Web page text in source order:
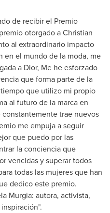
de recibir el Premio
otorgado a Christian
al extraordinario impacto
en el mundo de la moda, me
a Dior, Me he esforzado
que forma parte de la
que utilizo mi propio
al futuro de la marca en
trae nuevos
me empuja a seguir
que puedo por las
la conciencia que
vencidas y superar todos
todas las mujeres que han
dedico este premio.
Murgia: autora, activista,